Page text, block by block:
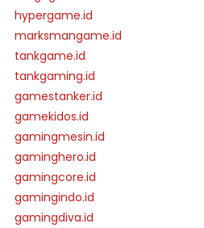
hypergame.id
marksmangame.id
tankgame.id
tankgaming.id
gamestanker.id
gamekidos.id
gamingmesin.id
gaminghero.id
gamingcore.id
gamingindo.id
gamingdiva.id